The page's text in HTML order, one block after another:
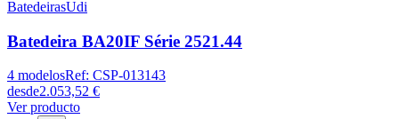
BatedeirasUdi
Batedeira BA20IF Série 2521.44
4 modelosRef: CSP-013143
desde2.053,52 €
Ver producto